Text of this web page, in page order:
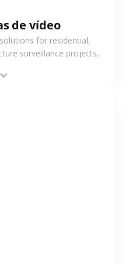
de vídeo
for residential,
surveillance projects,